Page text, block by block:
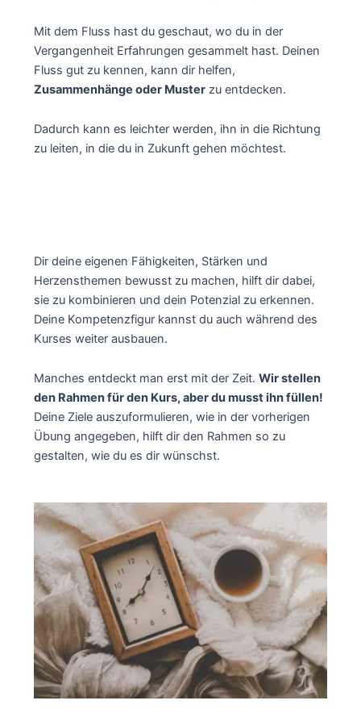
Mit dem Fluss hast du geschaut, wo du in der
Vergangenheit Erfahrungen gesammelt hast. Deinen
Fluss gut zu kennen, kann dir helfen,
Zusammenhänge oder Musterzu entdecken.
Dadurch kann es leichter werden, ihn in die Richtung
zu leiten, in die du in Zukunft gehen möchtest.
Dir deine eigenen Fähigkeiten, Stärken und
Herzensthemen bewusst zu machen, hilft dir dabei,
sie zu kombinieren und dein Potenzial zu erkennen.
Deine Kompetenzfigur kannst du auch während des
Kurses weiter ausbauen.
Manches entdeckt man erst mit der Zeit. Wir stellen
den Rahmen für den Kurs, aber du musst ihn füllen!
Deine Ziele auszuformulieren, wie in der vorherigen
Übung angegeben, hilft dir den Rahmen so zu
gestalten, wie du es dir wünschst.